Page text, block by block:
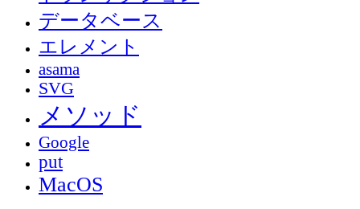
データベース
エレメント
asama
SVG
メソッド
Google
put
MacOS